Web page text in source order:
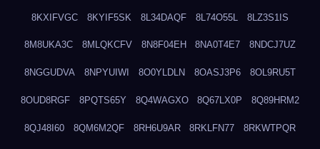
8KXIFVGC 8KYIF5SK 8L34DAQF 8L74O55L 8LZ3S1IS
8M8UKA3C 8MLQKCFV 8N8F04EH 8NA0T4E7 8NDCJ7UZ
8NGGUDVA 8NPYUIWI 8O0YLDLN 8OASJ3P6 8OL9RU5T
8OUD8RGF 8PQTS65Y 8Q4WAGXO 8Q67LX0P 8Q89HRM2
8QJ48I60 8QM6M2QF 8RH6U9AR 8RKLFN77 8RKWTPQR